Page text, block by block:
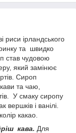
риси ірландського
та швидко
став чудовою
який замінює
Сироп
та чаю,
У смаку сиропу
вершків і ванілі.
какао.
кава. Для